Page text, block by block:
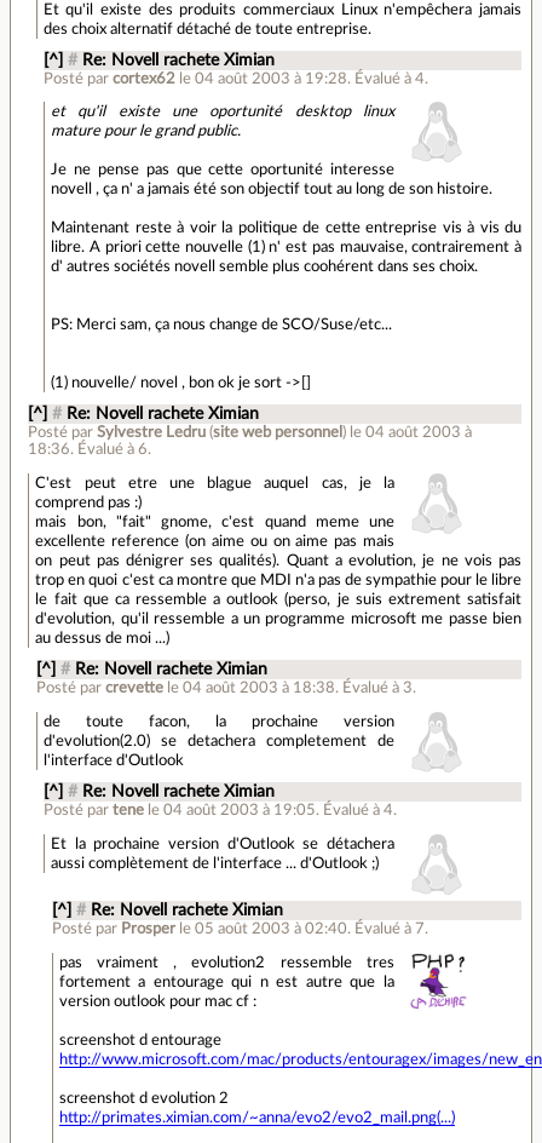
Et qu'il existe des produits commerciaux Linux n'empêchera jamais
des choix alternatif détaché de toute entreprise.
[^] # Re: Novell rachete Ximian
Posté parcortex62 le 04 août 2003 à 19:28. Évalué à4.
et qu'il existe une oportunité desktop linux
mature pour le grand public.
Je ne pense pas que cette oportunité interesse
novell , ça n' a jamais été son objectif tout au long de son histoire.
Maintenant reste à voir la politique de cette entreprise vis à vis du
libre. A priori cette nouvelle (1) n' est pas mauvaise, contrairement à
d' autres sociétés novell semble plus coohérent dans ses choix.
PS: Merci sam, ça nous change de SCO/Suse/etc...
(1) nouvelle/ novel , bon ok je sort ->[]
[^] # Re: Novell rachete Ximian
Posté parSylvestre Ledru (site web personnel ) le 04 août 2003 à
18:36. Évalué à6.
C'est peut etre une blague auquel cas, je la
comprend pas :)
mais bon, "fait" gnome, c'est quand meme une
excellente reference (on aime ou on aime pas mais
on peut pas dénigrer ses qualités). Quant a evolution, je ne vois pas
trop en quoi c'est ca montre que MDI n'a pas de sympathie pour le libre
le fait que ca ressemble a outlook (perso, je suis extrement satisfait
d'evolution, qu'il ressemble a un programme microsoft me passe bien
au dessus de moi ...)
[^] # Re: Novell rachete Ximian
Posté par crevette le 04 août 2003 à 18:38. Évalué à 3.
de toute facon, la prochaine version
d'evolution(2.0) se detachera completement de
l'interface d'Outlook
[^] # Re: Novell rachete Ximian
Posté partene le 04 août 2003 à 19:05. Évalué à4.
Et la prochaine version d'Outlook se détachera
aussi complètement de l'interface ... d'Outlook ;)
[^] # Re: Novell rachete Ximian
Posté par Prosper le 05 août 2003 à 02:40. Évalué à 7.
pas vraiment , evolution2 ressemble tres
fortement a entourage qui n est autre que la
version outlook pour mac cf :
screenshot d entourage
http://www.microsoft.com/mac/products/entouragex/images/
screenshot d evolution 2
http://primates.ximian.com/~anna/evo2/evo2_mail.png(...)